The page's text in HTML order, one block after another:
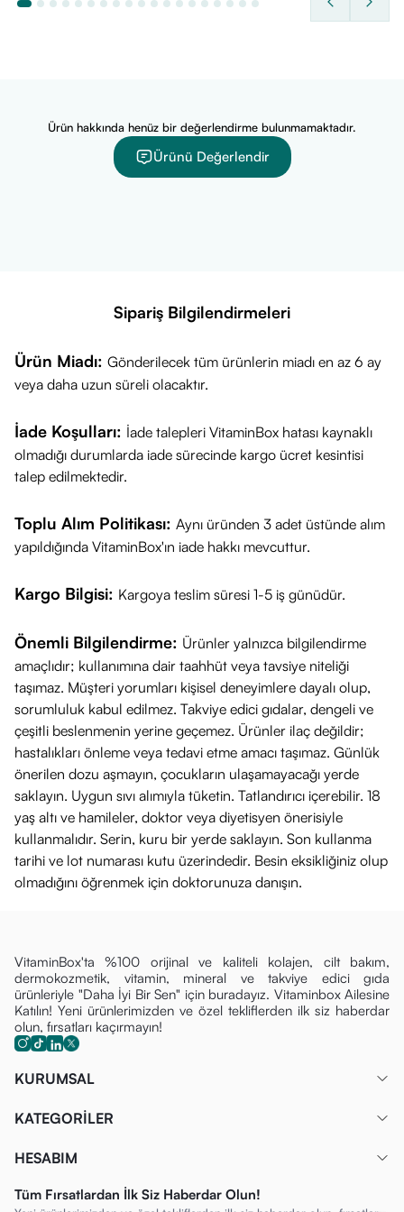
Çinko, Demir,
İyot,
Selenyum,
sunar.
Vücut Fonksiyonlarına
Destek:Demir, yorgunluk ve
bitkinliğin azalmasına ve
destekleyebilir.
Tablet Formu
tablet ile
kullanım
sunar.
Kullanım Kolaylığı: Günlük
eklenir.
Temiz İçerik
Renklendirici
Glüten
içermez.
riskini azaltmayı hedefler.
Zihinsel Performansı Desteklemeye Yardımcı Olur:L-
konsantrasyon ve odaklanma süreçlerine destekleyici rol
oynayabilir.
Yorgunluk ve Bitkinlik Hissini Azaltmaya Katkıda Bulunur:
C, Niasin, Demir, B2, B6 ve B12 vitaminleri normal enerji
oluşum metabolizmasını destekleyerek yorgunluk ve
bitkinliğin azalmasına yardımcı olabilir.
Bağışıklık Sistemini Korumaya Destek Olur:İçerdiği C, D,
A, Çinko ve Selenyum gibi vitamin ve mineraller bağışıklık
sisteminin normal fonksiyonuna katkıda bulunabilir.
Normal Kemik ve Kas Fonksiyonunu Destekler:
Nasıl Kullanılır?
Günlük Doz:11 yaş ve üzeri yetişkinler için günde1 tablet
tüketilmesi tavsiye edilmektedir.
Zamanlama: Tabletin yemeklerden sonra, tercihen sabah
veya akşam, bol su ile yutulması önerilir.
Önemli Not:
Takviye edici gıdalar, normal beslenmenin yerine geçmez.
Argivit Focus 30 Tablet'in temel aktif bileşenleri şunlardır:
L-Arjinin (125 mg)
Fosfolipit:Fosfatidilserin (25 mg)
Ürün hakkında henüz bir değerlendirme bulunmamaktadır.
Ürünü Değerlendir
Sipariş Bilgilendirmeleri
Ürün Miadı: Gönderilecek tüm ürünlerin miadı en az 6 ay
veya daha uzun süreli olacaktır.
İade Koşulları: İade talepleri VitaminBox hatası kaynaklı
olmadığı durumlarda iade sürecinde kargo ücret kesintisi
talep edilmektedir.
Toplu Alım Politikası: Aynı üründen 3 adet üstünde alım
yapıldığında VitaminBox'ın iade hakkı mevcuttur.
Kargo Bilgisi: Kargoya teslim süresi 1-5 iş günüdür.
Önemli Bilgilendirme: Ürünler yalnızca bilgilendirme
amaçlıdır; kullanımına dair taahhüt veya tavsiye niteliği
taşımaz. Müşteri yorumları kişisel deneyimlere dayalı olup,
sorumluluk kabul edilmez. Takviye edici gıdalar, dengeli ve
çeşitli beslenmenin yerine geçemez. Ürünler ilaç değildir;
hastalıkları önleme veya tedavi etme amacı taşımaz. Günlük
önerilen dozu aşmayın, çocukların ulaşamayacağı yerde
saklayın. Uygun sıvı alımıyla tüketin. Tatlandırıcı içerebilir. 18
yaş altı ve hamileler, doktor veya diyetisyen önerisiyle
kullanmalıdır. Serin, kuru bir yerde saklayın. Son kullanma
tarihi ve lot numarası kutu üzerindedir. Besin eksikliğiniz olup
olmadığını öğrenmek için doktorunuza danışın.
VitaminBox'ta %100 orijinal ve kaliteli kolajen, cilt bakım,
dermokozmetik, vitamin, mineral ve takviye edici gıda
ürünleriyle "Daha İyi Bir Sen" için buradayız. Vitaminbox Ailesine
Katılın! Yeni ürünlerimizden ve özel tekliflerden ilk siz haberdar
olun, fırsatları kaçırmayın!
KURUMSAL
KATEGORİLER
HESABIM
Tüm Fırsatlardan İlk Siz Haberdar Olun!